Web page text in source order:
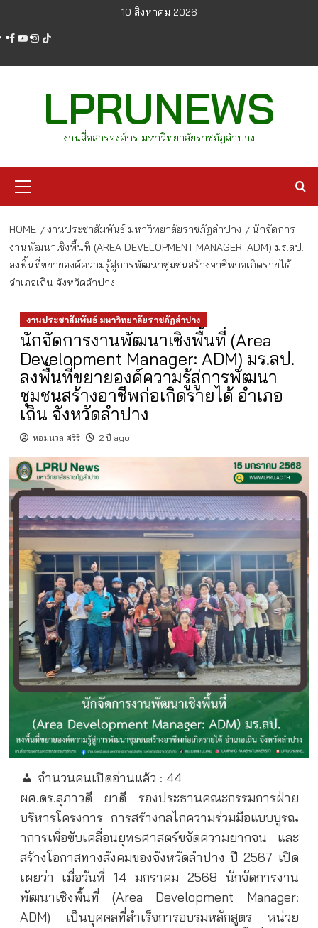
content
10 สิงหาคม 2026
facebook
youtube
instagram
tiktok
LPRUNEWS
งานสื่อสารองค์กร มหาวิทยาลัยราชภัฏลำปาง
Menu
HOME งานประชาสัมพันธ์ มหาวิทยาลัยราชภัฏลำปาง
นักจัดการ
งานพัฒนาเชิงพื้นที่ (AREA DEVELOPMENT MANAGER: ADM) มร.ลป.
ลงพื้นที่ขยายองค์ความรู้สู่การพัฒนาชุมชนสร้างอาชีพก่อเกิดรายได้
อำเภอเถิน จังหวัดลำปาง
งานประชาสัมพันธ์ มหาวิทยาลัยราชภัฏลำปาง
นักจัดการงานพัฒนาเชิงพื้นที่ (Area
Development Manager: ADM) มร.ลป.
ลงพื้นที่ขยายองค์ความรู้สู่การพัฒนา
ชุมชนสร้างอาชีพก่อเกิดรายได้ อำเภอ
เถิน จังหวัดลำปาง
หอมนวล ศรีริ 2 ปี ago
จำนวนคนเปิดอ่านแล้ว : 44
ผศ.ดร.สุภาวดี ยาดี รองประธานคณะกรรมการฝ่าย
บริหารโครงการ การสร้างกลไกความร่วมมือแบบบูรณ
าการเพื่อขับเคลื่อนยุทธศาสตร์ขจัดความยากจน และ
สร้างโอกาสทางสังคมของจังหวัดลำปาง ปี 2567 เปิด
เผยว่า เมื่อวันที่ 14 มกราคม 2568 นักจัดการงาน
พัฒนาเชิงพื้นที่ (Area Development Manager:
ADM) เป็นบุคคลที่สำเร็จการอบรมหลักสูตร หน่วย